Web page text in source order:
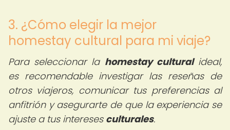
3. ¿Cómo elegir la mejor
homestay cultural para mi viaje?
Para seleccionar la homestay culturalideal,
es recomendable investigar las reseñas de
otros viajeros, comunicar tus preferencias al
anfitrión y asegurarte de que la experiencia se
ajuste a tus intereses culturales.